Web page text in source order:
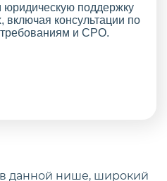
поддержку
включая консультации по
и СРО.
в данной нише, широкий